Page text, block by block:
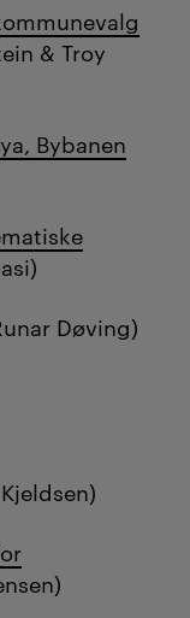
& Troy
Bybanen
Døving)